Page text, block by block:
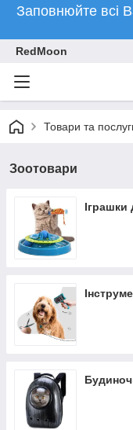
Заповнюйте всі
RedMoon
Товари та
Зоотовари
Іграшки